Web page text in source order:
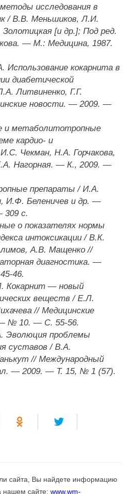
исследования в
/ В.В. Меньшиков, Л.И.
[и др.]; Под ред.
— М.: Медицина, 1987.
Использование кокарнита в
диабетической
Литвиненко, Г.Г.
новости. — 2009. —
и метаболитотропные
кардио- и
Чекман, Н.А. Горчакова,
Нагорная. — К., 2009. —
препараты / И.А.
И.Ф. Беленичев и др. —
309 с.
о показателях нормы
интоксикации / В.К.
А.В. Мащенко //
диагностика. —
46.
Кокарнит — новый
веществ / Е.Л.
// Медицинские
№ 10. — С. 55-56.
Эволюция проблемы
суставов / В.А.
// Международный
— 2009. — Т. 15, № 1 (57).
сайта, Вы найдете информацию
нашем сайте:www.wm-